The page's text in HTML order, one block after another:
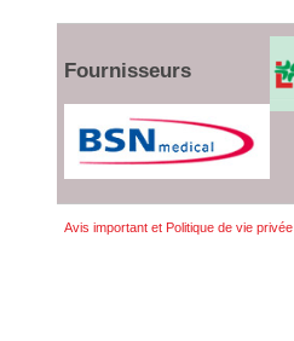
Fournisseurs
Avis important et Politique de vie privée